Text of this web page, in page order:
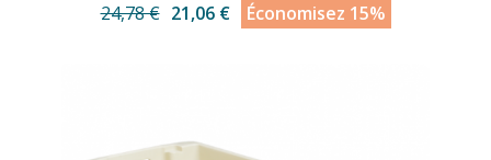
24,78 € 21,06 € Économisez 15%